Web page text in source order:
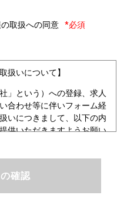
取扱への同意 *必須
扱いについて】
」という）への登録、求人
合わせ等に伴いフォーム経
いにつきまして、以下の内
供いただきますようお願い
針